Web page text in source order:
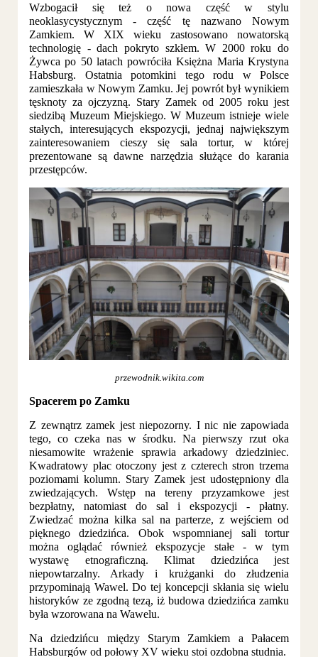
Wzbogacił się też o nowa część w stylu
neoklasycystycznym - część tę nazwano Nowym
Zamkiem. W XIX wieku zastosowano nowatorską
technologię - dach pokryto szkłem. W 2000 roku do
Żywca po 50 latach powróciła Księżna Maria Krystyna
Habsburg. Ostatnia potomkini tego rodu w Polsce
zamieszkała w Nowym Zamku. Jej powrót był wynikiem
tęsknoty za ojczyzną. Stary Zamek od 2005 roku jest
siedzibą Muzeum Miejskiego. W Muzeum istnieje wiele
stałych, interesujących ekspozycji, jednaj największym
zainteresowaniem cieszy się sala tortur, w której
prezentowane są dawne narzędzia służące do karania
przestępców.
przewodnik.wikita.com
Spacerem po Zamku
Z zewnątrz zamek jest niepozorny. I nic nie zapowiada
tego, co czeka nas w środku. Na pierwszy rzut oka
niesamowite wrażenie sprawia arkadowy dziedziniec.
Kwadratowy plac otoczony jest z czterech stron trzema
poziomami kolumn. Stary Zamek jest udostępniony dla
zwiedzających. Wstęp na tereny przyzamkowe jest
bezpłatny, natomiast do sal i ekspozycji - płatny.
Zwiedzać można kilka sal na parterze, z wejściem od
pięknego dziedzińca. Obok wspomnianej sali tortur
można oglądać również ekspozycje stałe - w tym
wystawę etnograficzną. Klimat dziedzińca jest
niepowtarzalny. Arkady i krużganki do złudzenia
przypominają Wawel. Do tej koncepcji skłania się wielu
historyków ze zgodną tezą, iż budowa dziedzińca zamku
była wzorowana na Wawelu.
Na dziedzińcu między Starym Zamkiem a Pałacem
Habsburgów od połowy XV wieku stoi ozdobna studnia.